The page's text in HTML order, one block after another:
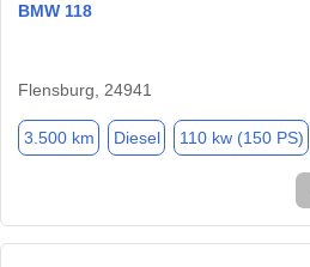
BMW 118
Flensburg, 24941
3.500 km Diesel 110 kw (150 PS)